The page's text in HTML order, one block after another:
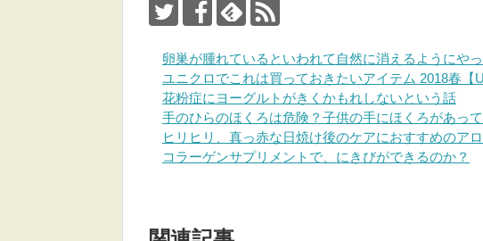
卵巣が腫れているといわれて自然に消えるようにや
ユニクロでこれは買っておきたいアイテム 2018春【
花粉症にヨーグルトがきくかもれしないという話
手のひらのほくろは危険？子供の手にほくろがあっ
ヒリヒリ、真っ赤な日焼け後のケアにおすすめのア
コラーゲンサプリメントで、にきびができるのか？